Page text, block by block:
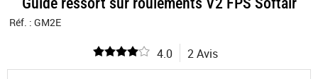
Réf. : GM2E
4.0 2 Avis